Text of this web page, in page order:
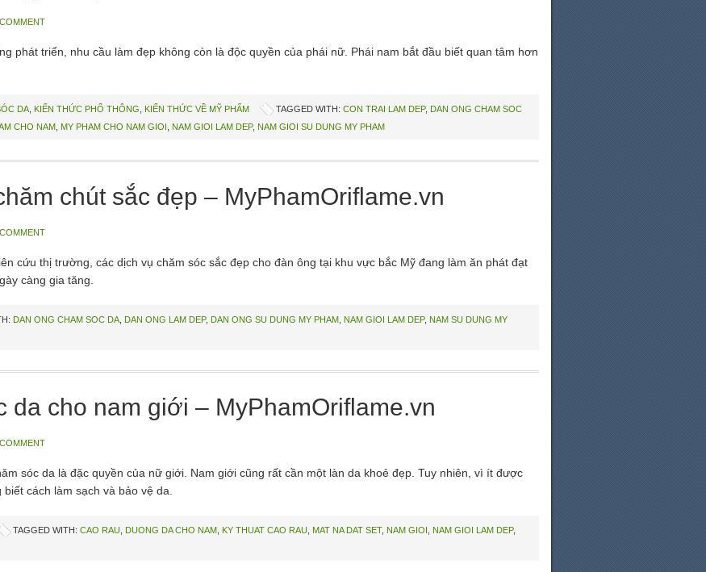
phát triển, nhu cầu làm đẹp không còn là độc quyền của phái nữ. Phái nam bắt đầu biết quan tâm hơn
DA KIẾN THỨC PHỔ THÔNG KIẾN THỨC VỀ MỸ PHẨM TAGGED WITH: CON TRAI LAM DEP, DAN ONG CHAM SOC
CHO NAM MY PHAM CHO NAM GIOI NAM GIOI LAM DEP, NAM GIOI SU DUNG MY PHAM
chút sắc đẹp – MyPhamOriflame.vn
cứu thị trường, các dịch vụ chăm sóc sắc đẹp cho đàn ông tại khu vực bắc Mỹ đang làm ăn phát đạt
càng gia tăng.
DAN ONG CHAM SOC DA DAN ONG LAM DEP, DAN ONG SU DUNG MY PHAM NAM GIOI LAM DEP, NAM SU DUNG MY
da cho nam giới – MyPhamOriflame.vn
sóc da là đặc quyền của nữ giới. Nam giới cũng rất cần một làn da khoẻ đẹp. Tuy nhiên, vì ít được
cách làm sạch và bảo vệ da.
TAGGED WITH: CAO RAU DUONG DA CHO NAM KY THUAT CAO RAU MAT NA DAT SET, NAM GIOI NAM GIOI LAM DEP,